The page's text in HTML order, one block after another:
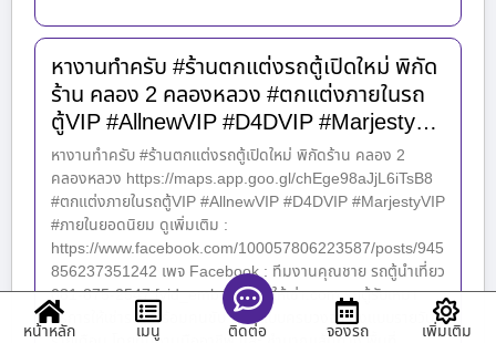
หางานทำครับ #ร้านตกแต่งรถตู้เปิดใหม่ พิกัด
ร้าน คลอง 2 คลองหลวง #ตกแต่งภายในรถ
ตู้VIP #AllnewVIP #D4DVIP #Marjesty…
หางานทำครับ #ร้านตกแต่งรถตู้เปิดใหม่ พิกัดร้าน คลอง 2
คลองหลวง https://maps.app.goo.gl/chEge98aJjL6iTsB8
#ตกแต่งภายในรถตู้VIP #AllnewVIP #D4DVIP #MarjestyVIP
#ภายในยอดนิยม ดูเพิ่มเติม :
https://www.facebook.com/100057806223587/posts/945
856237351242 เพจ Facebook : ทีมงานคุณชาย รถตู้นำเที่ยว
081-875-2547 [vid_embed] รถตู้ให้เช่า.com รถตู้รับเหมา
บริการให้เช่ารถตู้พร้อมคนขับ VIP แบบครบวงจร ทั้งแบบรายวัน
หน้าหลัก เมนู ติดต่อ จองรถ เพิ่มเติม